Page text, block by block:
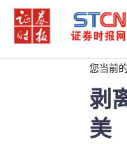
您当前
剥
美